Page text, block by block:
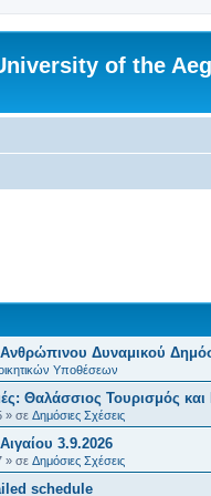
of the
Δυναμικού
Υποθέσεων
Θαλάσσιος Τουρισμός και
» σε Δημόσιες Σχέσεις
3.9.2026
» σε Δημόσιες Σχέσεις
schedule